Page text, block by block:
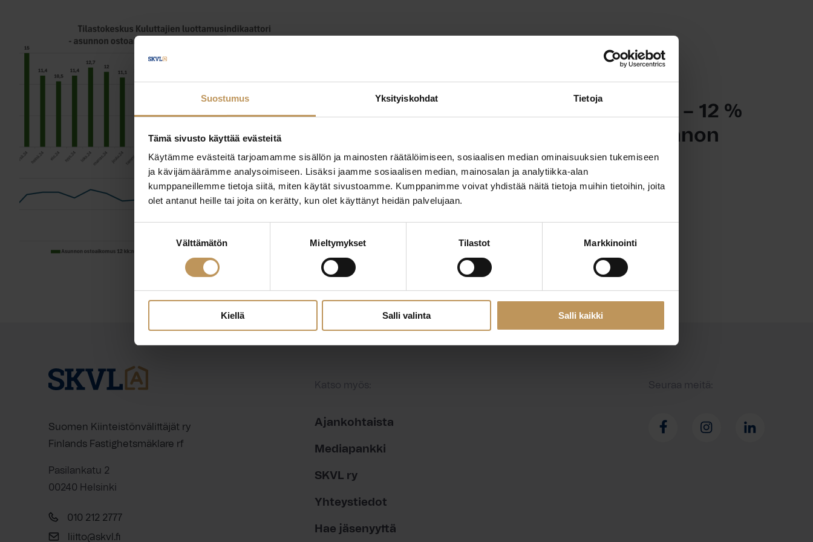
Suostumus Yksityiskohdat Tietoja
Tämä sivusto käyttää evästeitä
Käytämme evästeitä tarjoamamme sisällön ja mainosten räätälöimiseen, sosiaalisen median ominaisuuksien tukemiseen
ja kävijämäärämme analysoimiseen. Lisäksi jaamme sosiaalisen median, mainosalan ja analytiikka-alan
kumppaneillemme tietoja siitä, miten käytät sivustoamme. Kumppanimme voivat yhdistää näitä tietoja muihin tietoihin, joita
olet antanut heille tai joita on kerätty, kun olet käyttänyt heidän palvelujaan.
Välttämätön Mieltymykset Tilastot Markkinointi
Kiellä Salli valinta Salli kaikki
1.7.2026 Julkaisut, Lehdistötiedotteet, Yleinen
Asunnonostoaikeet kasvussa – 12 %
ilmoitti suunnittelevansa asunnon
ostoa
Lue artikkeli
Suomen Kiinteistönvälittäjät ry
Finlands Fastighetsmäklare rf
Pasilankatu 2
00240 Helsinki
010 212 2777
liitto@skvl.fi
Katso myös:
Ajankohtaista
Mediapankki
SKVL ry
Yhteystiedot
Hae jäsenyyttä
Seuraa meitä: